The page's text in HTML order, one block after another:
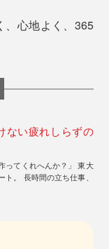
、心地よく、365
ない疲れしらずの
ってくれへんか？」 東大
。 長時間の立ち仕事、